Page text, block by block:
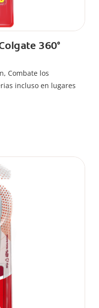
360°
Combate los
incluso en lugares